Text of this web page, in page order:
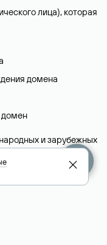
лица), которая
домена
домен
и зарубежных
разделе «Помощь».